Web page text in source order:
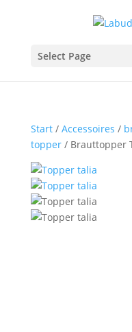
Select Page
Start/ Accessoires /
topper/ Brauttopper